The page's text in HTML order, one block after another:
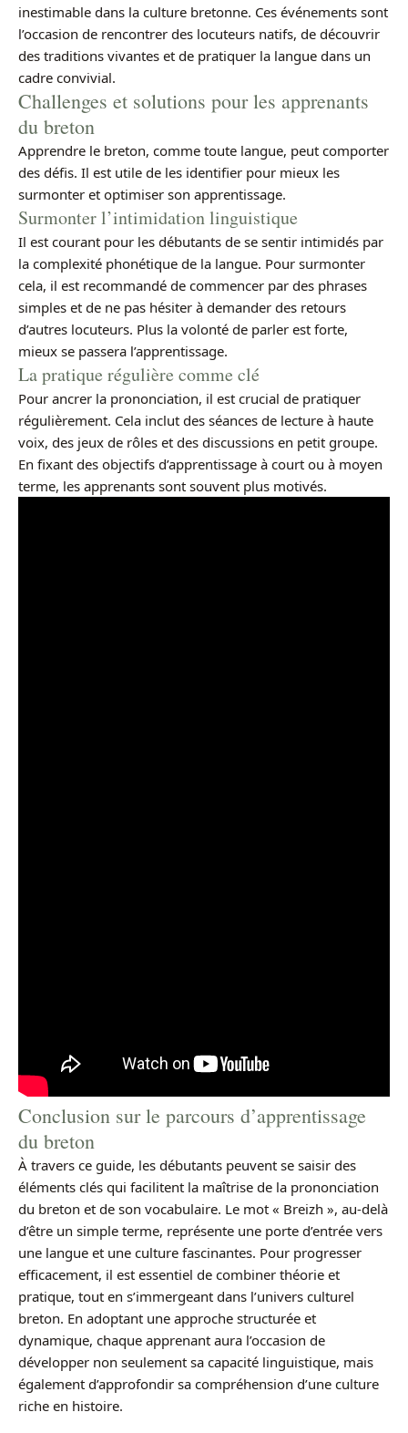
inestimable dans la culture bretonne. Ces événements sont
l’occasion de rencontrer des locuteurs natifs, de découvrir
des traditions vivantes et de pratiquer la langue dans un
cadre convivial.
Challenges et solutions pour les apprenants
du breton
Apprendre le breton, comme toute langue, peut comporter
des défis. Il est utile de les identifier pour mieux les
surmonter et optimiser son apprentissage.
Surmonter l’intimidation linguistique
Il est courant pour les débutants de se sentir intimidés par
la complexité phonétique de la langue. Pour surmonter
cela, il est recommandé de commencer par des phrases
simples et de ne pas hésiter à demander des retours
d’autres locuteurs. Plus la volonté de parler est forte,
mieux se passera l’apprentissage.
La pratique régulière comme clé
Pour ancrer la prononciation, il est crucial de pratiquer
régulièrement. Cela inclut des séances de lecture à haute
voix, des jeux de rôles et des discussions en petit groupe.
En fixant des objectifs d’apprentissage à court ou à moyen
terme, les apprenants sont souvent plus motivés.
Conclusion sur le parcours d’apprentissage
du breton
À travers ce guide, les débutants peuvent se saisir des
éléments clés qui facilitent la maîtrise de la prononciation
du breton et de son vocabulaire. Le mot « Breizh », au-delà
d’être un simple terme, représente une porte d’entrée vers
une langue et une culture fascinantes. Pour progresser
efficacement, il est essentiel de combiner théorie et
pratique, tout en s’immergeant dans l’univers culturel
breton. En adoptant une approche structurée et
dynamique, chaque apprenant aura l’occasion de
développer non seulement sa capacité linguistique, mais
également d’approfondir sa compréhension d’une culture
riche en histoire.